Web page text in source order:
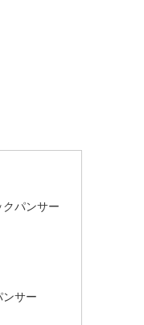
パンサー
サー